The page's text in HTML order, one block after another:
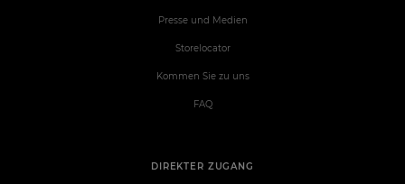
DIREKTER ZUGANG
Presse und Medien
Storelocator
Kommen Sie zu uns
FAQ